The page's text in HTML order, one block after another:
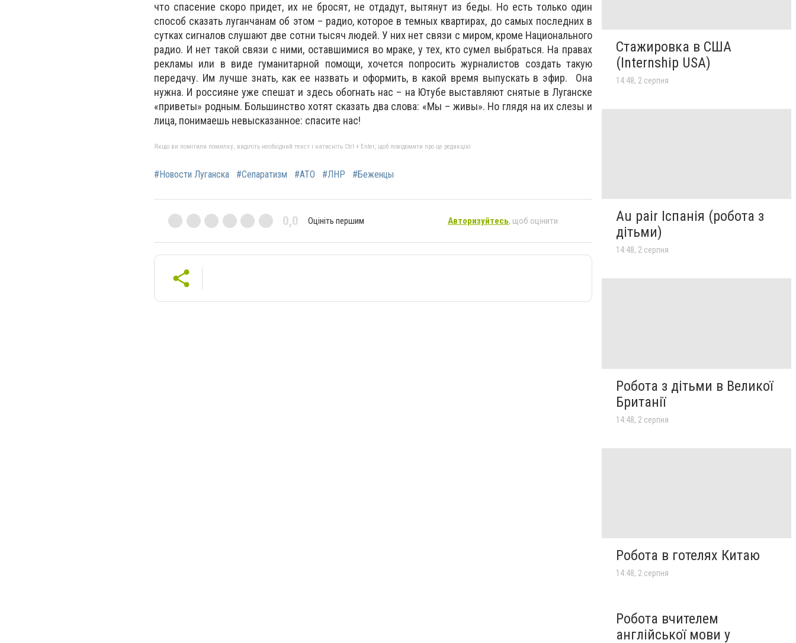
что спасение скоро придет, их не бросят, не отдадут, вытянут из беды. Но есть только один
способ сказать луганчанам об этом – радио, которое в темных квартирах, до самых последних в
сутках сигналов слушают две сотни тысяч людей. У них нет связи с миром, кроме Национального
радио. И нет такой связи с ними, оставшимися во мраке, у тех, кто сумел выбраться. На правах
рекламы или в виде гуманитарной помощи, хочется попросить журналистов создать такую
передачу. Им лучше знать, как ее назвать и оформить, в какой время выпускать в эфир. Она
нужна. И россияне уже спешат и здесь обогнать нас – на Ютубе выставляют снятые в Луганске
«приветы» родным. Большинство хотят сказать два слова: «Мы – живы». Но глядя на их слезы и
лица, понимаешь невысказанное: спасите нас!
Якщо ви помітили помилку, виділіть необхідний текст і натисніть Ctrl + Enter, щоб повідомити про це редакцію
#Новости Луганска #Сепаратизм #АТО #ЛНР #Беженцы
0,0 Оцініть першим Авторизуйтесь, щоб оцінити
Стажировка в США
(Internship USA)
14:48, 2 серпня
Au pair Іспанія (робота з
дітьми)
14:48, 2 серпня
Робота з дітьми в Великої
Британії
14:48, 2 серпня
Робота в готелях Китаю
14:48, 2 серпня
Робота вчителем
англійської мови у